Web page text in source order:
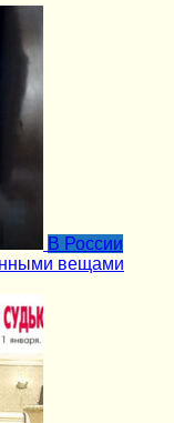
В России
вещами